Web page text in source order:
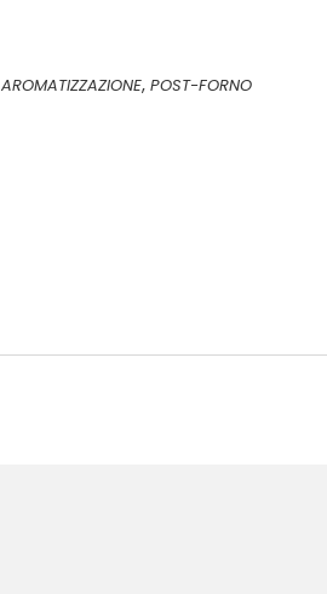
AROMATIZZAZIONE, POST-FORNO